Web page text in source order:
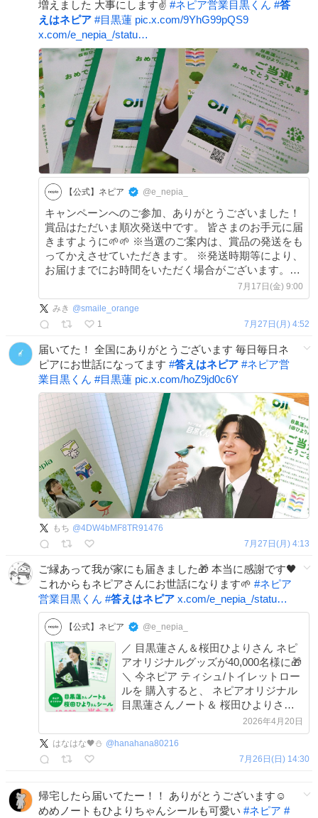
増えました 大事にします✌️ #ネピア営業目黒くん #答
えはネピア #目黒蓮 pic.x.com/9YhG99pQS9
x.com/e_nepia_/statu…
【公式】ネピア @e_nepia_
キャンペーンへのご参加、ありがとうございました！
賞品はただいま順次発送中です。 皆さまのお手元に届
きますように🌱🌱 ※当選のご案内は、賞品の発送をも
ってかえさせていただきます。 ※発送時期等により、
お届けまでにお時間をいただく場合がございます。
7月17日(金) 9:00
みき @smaile_orange
1
7月27日(月) 4:52
届いてた！ 全国にありがとうございます 毎日毎日ネ
ピアにお世話になってます #答えはネピア #ネピア営
業目黒くん #目黒蓮 pic.x.com/hoZ9jd0c6Y
もち @4DW4bMF8TR91476
7月27日(月) 4:13
ご縁あって我が家にも届きました🎁 本当に感謝です🖤
これからもネピアさんにお世話になります🌱 #ネピア
営業目黒くん #答えはネピア x.com/e_nepia_/statu…
【公式】ネピア @e_nepia_
／ 目黒蓮さん＆桜田ひよりさん ネピ
アオリジナルグッズが40,000名様に🎁
＼ 今ネピア ティシュ/トイレットロー
ルを 購入すると、 ネピアオリジナル
目黒蓮さんノート＆ 桜田ひよりさん
シールを 抽選でプレゼント！ ぜひご
応募ください☺️ 詳細はこちら：
campaign.e-nepia.com/202604/
2026年4月20日
はなはな🖤⛄️ @ hanahana80216
7月26日(日) 14:30
帰宅したら届いてたー！！ ありがとうございます☺️
めめノートもひよりちゃんシールも可愛い #ネピア #